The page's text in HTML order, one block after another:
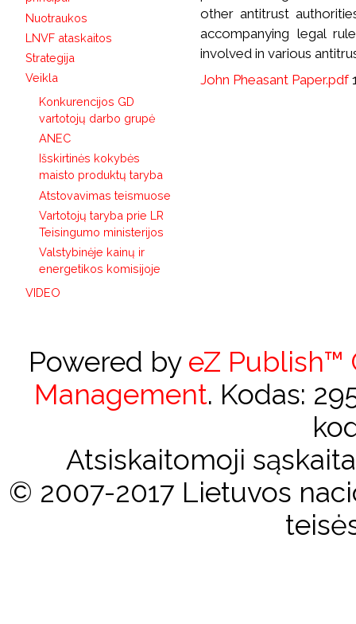
Nuotraukos
LNVF ataskaitos
Strategija
Veikla
Konkurencijos GD
vartotojų darbo grupė
ANEC
Išskirtinės kokybės
maisto produktų taryba
Atstovavimas teismuose
Vartotojų taryba prie LR
Teisingumo ministerijos
Valstybinėje kainų ir
energetikos komisijoje
VIDEO
other antitrust
accompanying legal
involved in various
John Pheasant Paper.pdf
Powered by eZ Publish™
Management. Kodas:
Atsiskaitomoji
© 2007-2017 Lietuvos